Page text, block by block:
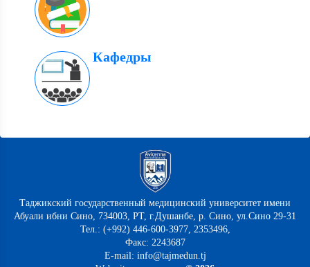
Кафедры
Таджикский государственный медицинский университет имени
Абуали ибни Сино, 734003, РТ, г.Душанбе, р. Сино, ул.Сино 29-31
Тел.: (+992) 446-600-3977, 2353496,
Факс: 2243687
E-mail: info@tajmedun.tj